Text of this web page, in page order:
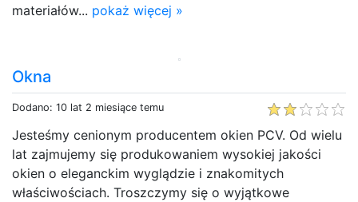
materiałów... pokaż więcej »
Okna
Dodano: 10 lat 2 miesiące temu
Jesteśmy cenionym producentem okien PCV. Od wielu
lat zajmujemy się produkowaniem wysokiej jakości
okien o eleganckim wyglądzie i znakomitych
właściwościach. Troszczymy się o wyjątkowe